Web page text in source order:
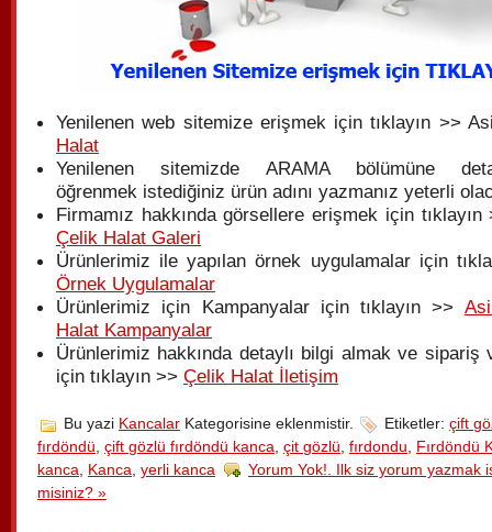
Yenilenen web sitemize erişmek için tıklayın >>
Halat
Yenilenen sitemizde ARAMA bölümüne
öğrenmek istediğiniz ürün adını yazmanız yeterli
Firmamız hakkında görsellere erişmek için tıklayın
Çelik Halat Galeri
Ürünlerimiz ile yapılan örnek uygulamalar için
Örnek Uygulamalar
Ürünlerimiz için Kampanyalar için tıklayın >>
Halat Kampanyalar
Ürünlerimiz hakkında detaylı bilgi almak ve sipariş
için tıklayın >> Çelik Halat İletişim
Bu yazi Kancalar Kategorisine eklenmistir. Etiketler: çift
fırdöndü çift gözlü fırdöndü kanca çit gözlü fırdondu
Fırdöndü
kanca
Kanca yerli kanca
Yorum Yok!. Ilk siz yorum yazmak
misiniz? »